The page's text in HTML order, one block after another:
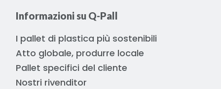
Informazioni su Q-Pall
I pallet di plastica più sostenibili
Atto globale, produrre locale
Pallet specifici del cliente
Nostri rivenditor